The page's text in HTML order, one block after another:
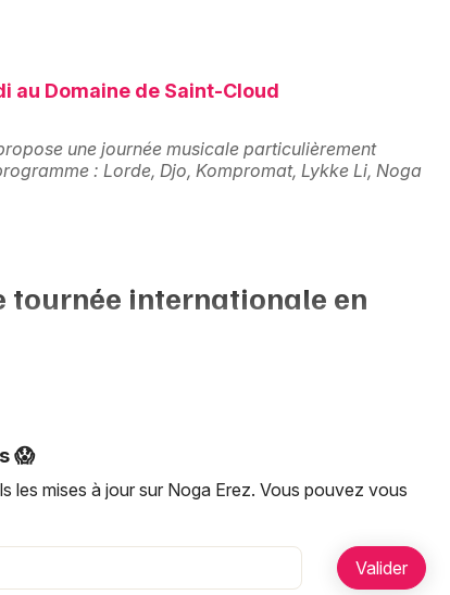
Actualités
au Domaine de Saint-Cloud
une journée musicale particulièrement
: Lorde, Djo, Kompromat, Lykke Li, Noga
tournée internationale en
sur scène. Sa présence enFrance en
sonore en live.
😱
les mises à jour sur Noga Erez. Vous pouvez vous